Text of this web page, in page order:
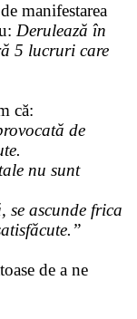
manifestarea
Derulează în
5 lucruri care
că:
de
nu sunt
se ascunde frica
de a ne